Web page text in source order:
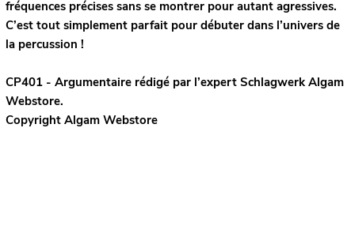
fréquences précises sans se montrer pour autant agressives.
C’est tout simplement parfait pour débuter dans l’univers de
la percussion !
CP401 - Argumentaire rédigé par l’expert SchlagwerkAlgam
Webstore.
Copyright Algam Webstore